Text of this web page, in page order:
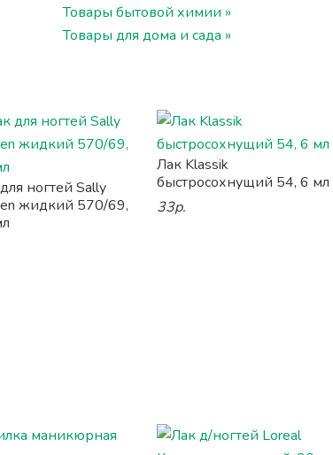
Товары бытовой химии »
Товары для дома и сада »
ногтей Sally
жидкий 570/69,
Лак Klassik
быстросохнущий 54, 6 мл
33р.